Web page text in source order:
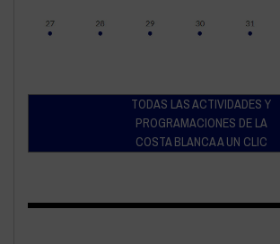
TODAS LAS ACTIVIDADES Y
PROGRAMACIONES DE LA
COSTA BLANCA A UN CLIC